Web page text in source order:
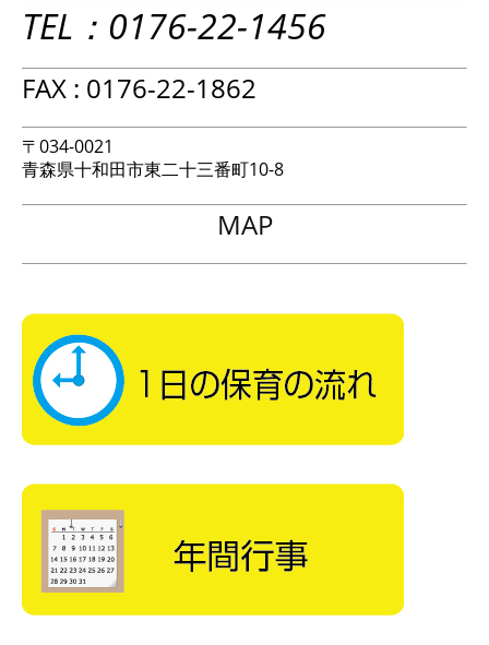
TEL：0176-22-1456
FAX : 0176-22-1862
〒034-0021
青森県十和田市東二十三番町10-8
MAP